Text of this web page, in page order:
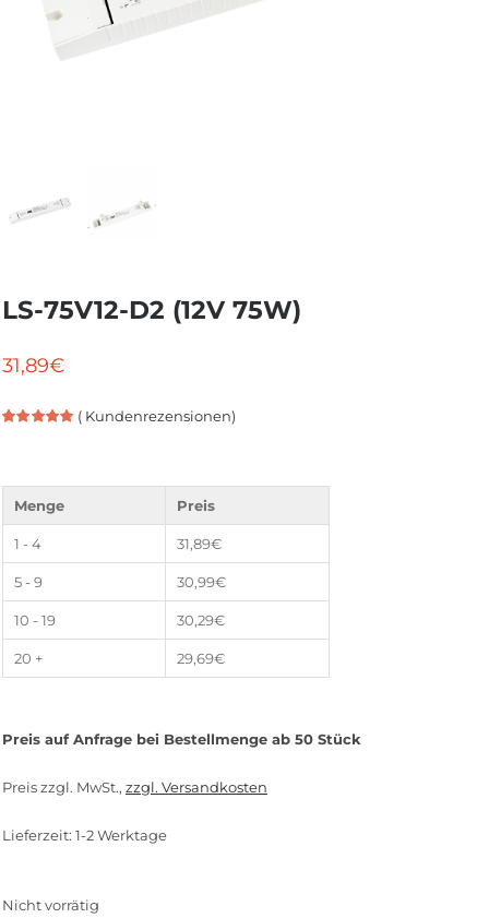
LS-75V12-D2 (12V 75W)
31,89€
Nicht vorrätig
( Kundenrezensionen)
Menge Preis
1 - 4 31,89€
5 - 9 30,99€
10 - 19 30,29€
20 + 29,69€
Preis auf Anfrage bei Bestellmenge ab 50 Stück
Preis zzgl. MwSt., zzgl. Versandkosten
Lieferzeit: 1-2 Werktage